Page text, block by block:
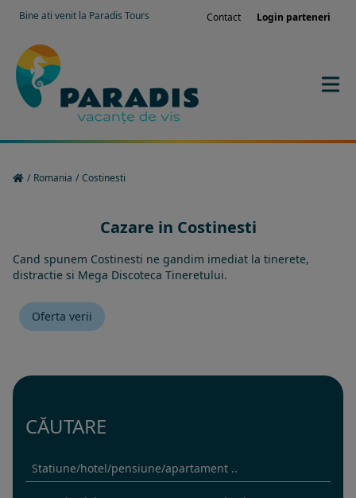
Bine ati venit la Paradis Tours Contact Login parteneri
/ Romania / Costinesti
Cazare in Costinesti
Cand spunem Costinesti ne gandim imediat la tinerete,
distractie si Mega Discoteca Tineretului.
Oferta verii
CĂUTARE